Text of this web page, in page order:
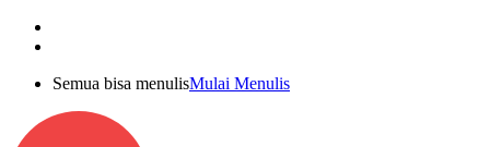
Semua bisa menulisMulai Menulis